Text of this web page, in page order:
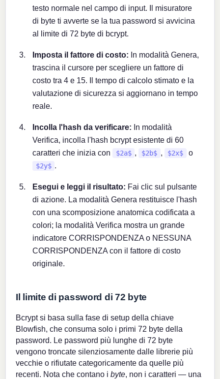
testo normale nel campo di input. Il misuratore
di byte ti avverte se la tua password si avvicina
al limite di 72 byte di bcrypt.
Imposta il fattore di costo: In modalità Genera,
trascina il cursore per scegliere un fattore di
costo tra 4 e 15. Il tempo di calcolo stimato e la
valutazione di sicurezza si aggiornano in tempo
reale.
Incolla l'hash da verificare: In modalità
Verifica, incolla l'hash bcrypt esistente di 60
caratteri che inizia con
$2a$ , $2b$ , $2x$ o
$2y$ .
Esegui e leggi il risultato: Fai clic sul pulsante
di azione. La modalità Genera restituisce l'hash
con una scomposizione anatomica codificata a
colori; la modalità Verifica mostra un grande
indicatore CORRISPONDENZA o NESSUNA
CORRISPONDENZA con il fattore di costo
originale.
Il limite di password di 72 byte
Bcrypt si basa sulla fase di setup della chiave
Blowfish, che consuma solo i primi 72 byte della
password. Le password più lunghe di 72 byte
vengono troncate silenziosamente dalle librerie più
vecchie o rifiutate categoricamente da quelle più
recenti. Nota che contano ibyte, non i caratteri — una